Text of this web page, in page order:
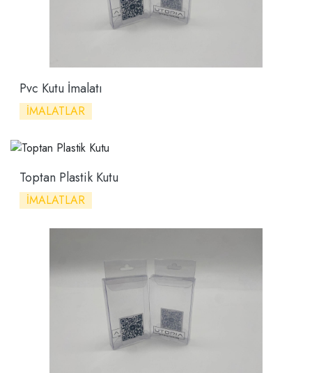
Pvc Kutu İmalatı
İMALATLAR
Toptan Plastik Kutu
İMALATLAR